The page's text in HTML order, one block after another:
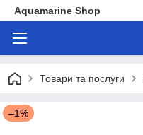
Aquamarine Shop
Товари та послуги
–1%